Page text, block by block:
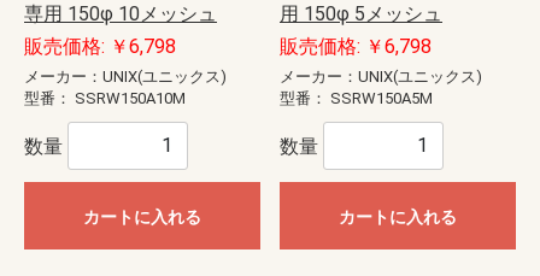
専用 150φ 10メッシュ
販売価格: ￥6,798
メーカー：UNIX(ユニックス)
型番： SSRW150A10M
数量
カートに入れる
用 150φ 5メッシュ
販売価格: ￥6,798
メーカー：UNIX(ユニックス)
型番： SSRW150A5M
数量
カートに入れる